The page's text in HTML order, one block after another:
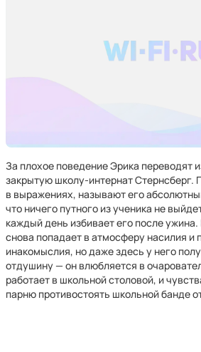
За плохое поведение Эрика переводят
закрытую школу-интернат Стернсберг.
в выражениях, называют его
что ничего путного из ученика не
каждый день избивает его после
снова попадает в атмосферу насилия и
инакомыслия, но даже здесь у него
отдушину — он влюбляется в
работает в школьной столовой, и
парню противостоять школьной банде